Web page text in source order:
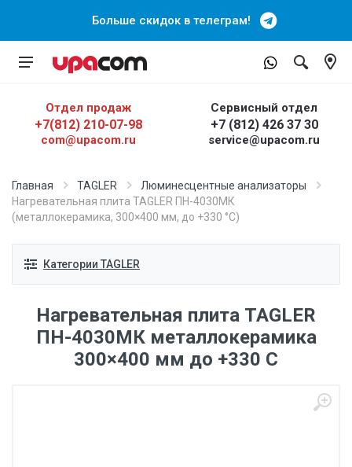
Больше скидок в телеграм!
Отдел продаж
+7(812) 210-07-98
com@upacom.ru
Сервисный отдел
+7 (812) 426 37 30
service@upacom.ru
Главная TAGLER
Люминесцентные анализаторы
Нагревательная плита TAGLER ПН-4030МК
(металлокерамика, 300×400 мм, до +330 °C)
Категории TAGLER
Нагревательная плита TAGLER
ПН-4030МК металлокерамика
300×400 мм до +330 C